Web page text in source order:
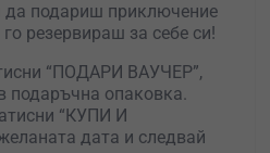
подариш приключение
резервираш за себе си!
“ПОДАРИ ВАУЧЕР”,
подаръчна опаковка.
“КУПИ И
дата и следвай